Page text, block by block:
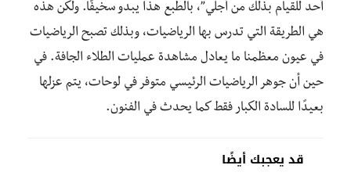
أحد للقيام بذلك من أجلي”، بالطبع هذا يبدو سخيفًا. ولكن هذه
هي الطريقة التي تدرس بها الرياضيات، وبذلك تصبح الرياضيات
في عيون معظمنا ما يعادل مشاهدة عمليات الطلاء الجافة. في
حين أن جوهر الرياضيات الرئيسي متوفر في لوحات، يتم عزلها
بعيدًا للسادة الكبار فقط كما يحدث في الفنون.
قد يعجبك أيضًا